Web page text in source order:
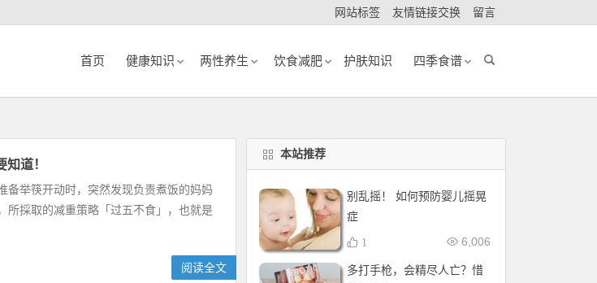
网站标签 友情链接交换 留言
首页 健康知识 两性养生 饮食减肥 护肤知识 四季食谱
道！
备举筷开动时，突然发现负责煮饭的妈妈
所採取的减重策略「过五不食」，也就是
阅读全文
本站推荐
别乱摇！ 如何预防婴儿摇晃
症
6,006
1
多打手枪，会精尽人亡？惜